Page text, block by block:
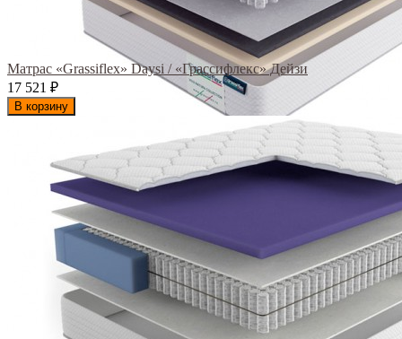
Матрас «Grassiflex» Daysi / «Грассифлекс» Дейзи
17 521
₽
В корзину